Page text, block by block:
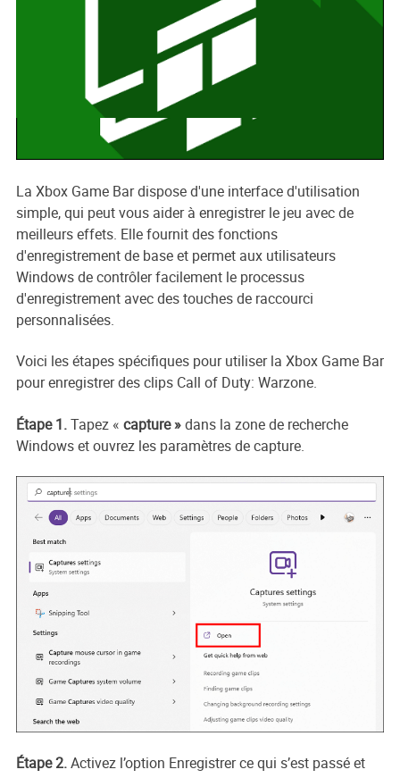
La Xbox Game Bar dispose d'une interface d'utilisation
simple, qui peut vous aider à enregistrer le jeu avec de
meilleurs effets. Elle fournit des fonctions
d'enregistrement de base et permet aux utilisateurs
Windows de contrôler facilement le processus
d'enregistrement avec des touches de raccourci
personnalisées.
Voici les étapes spécifiques pour utiliser la Xbox Game Bar
pour enregistrer des clips Call of Duty: Warzone.
Étape 1.Tapez « capture »dans la zone de recherche
Windows et ouvrez les paramètres de capture.
Étape 2.Activez l’option Enregistrer ce qui s’est passé et